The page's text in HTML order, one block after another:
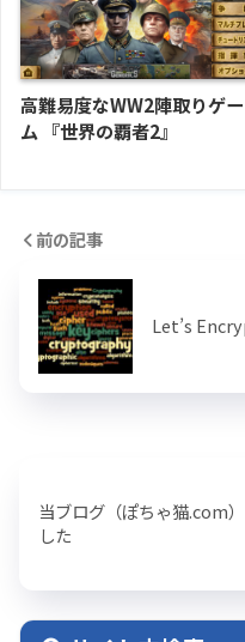
高難易度なWW2陣取りゲー
ム 『世界の覇者2』
前の記事
Let’s
当ブログ（ぽちゃ猫.com
した